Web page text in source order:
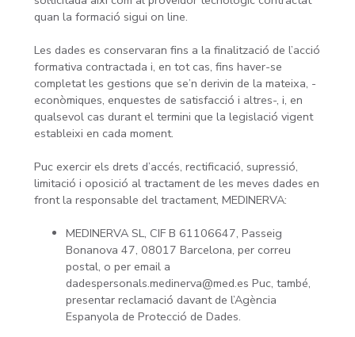
quan la formació sigui on line.
Les dades es conservaran fins a la finalització de l’acció
formativa contractada i, en tot cas, fins haver-se
completat les gestions que se’n derivin de la mateixa, -
econòmiques, enquestes de satisfacció i altres-, i, en
qualsevol cas durant el termini que la legislació vigent
estableixi en cada moment.
Puc exercir els drets d’accés, rectificació, supressió,
limitació i oposició al tractament de les meves dades en
front la responsable del tractament, MEDINERVA:
MEDINERVA SL, CIF B 61106647, Passeig
Bonanova 47, 08017 Barcelona, per correu
postal, o per email a
dadespersonals.medinerva@med.es Puc, també,
presentar reclamació davant de l’Agència
Espanyola de Protecció de Dades.